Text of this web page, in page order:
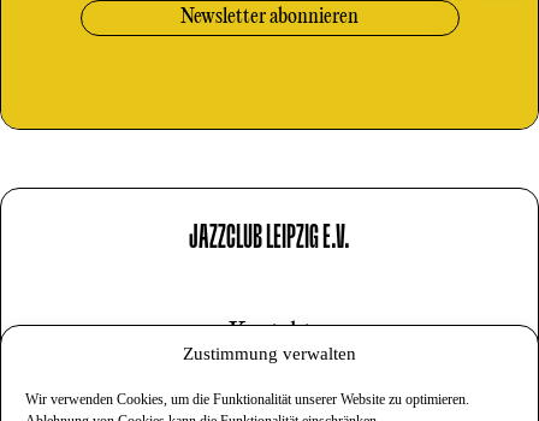
Zustimmung verwalten
Wir verwenden Cookies, um die Funktionalität unserer Website zu optimieren.
JAZZCLUB LEIPZIG E.V.
Kontakt